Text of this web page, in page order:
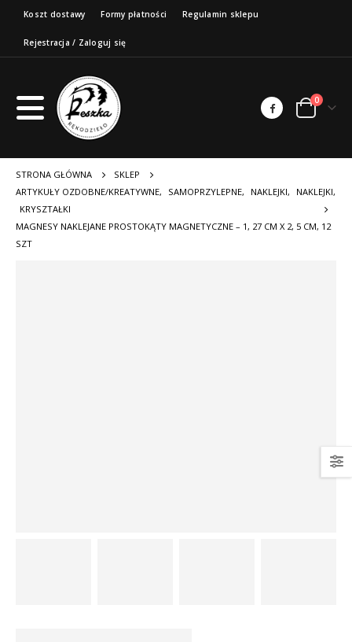
Koszt dostawy Formy płatności Regulamin sklepu
Rejestracja / Zaloguj się
0
STRONA GŁÓWNA
SKLEP
ARTYKUŁY OZDOBNE/KREATYWNE, SAMOPRZYLEPNE, NAKLEJKI, NAKLEJKI,
KRYSZTAŁKI
MAGNESY NAKLEJANE PROSTOKĄTY MAGNETYCZNE – 1, 27 CM X 2, 5 CM, 12
SZT